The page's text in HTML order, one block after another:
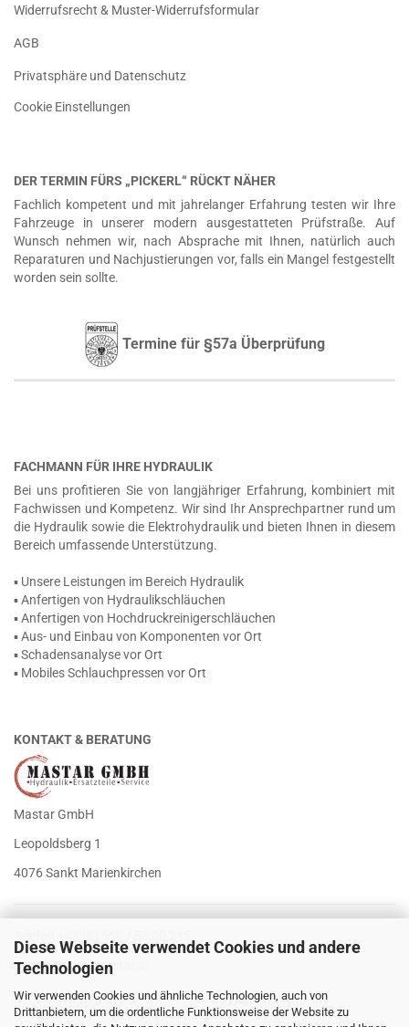
Diese Webseite verwendet Cookies und andere
Technologien
Wir verwenden Cookies und ähnliche Technologien, auch von
Drittanbietern, um die ordentliche Funktionsweise der Website zu
Widerrufsrecht & Muster-Widerrufsformular
AGB
Privatsphäre und Datenschutz
Cookie Einstellungen
DER TERMIN FÜRS „PICKERL“ RÜCKT NÄHER
Fachlich kompetent und mit jahrelanger Erfahrung testen wir Ihre
Fahrzeuge in unserer modern ausgestatteten Prüfstraße. Auf
Wunsch nehmen wir, nach Absprache mit Ihnen, natürlich auch
Reparaturen und Nachjustierungen vor, falls ein Mangel festgestellt
worden sein sollte.
Termine für §57a Überprüfung
FACHMANN FÜR IHRE HYDRAULIK
Bei uns profitieren Sie von langjähriger Erfahrung, kombiniert mit
Fachwissen und Kompetenz. Wir sind Ihr Ansprechpartner rund um
die Hydraulik sowie die Elektrohydraulik und bieten Ihnen in diesem
Bereich umfassende Unterstützung.
▪ Unsere Leistungen im Bereich Hydraulik
▪ Anfertigen von Hydraulikschläuchen
▪ Anfertigen von Hochdruckreinigerschläuchen
▪ Aus- und Einbau von Komponenten vor Ort
▪ Schadensanalyse vor Ort
▪ Mobiles Schlauchpressen vor Ort
KONTAKT & BERATUNG
Mastar GmbH
Leopoldsberg 1
4076 Sankt Marienkirchen
E-Mailoffice@mastar.at